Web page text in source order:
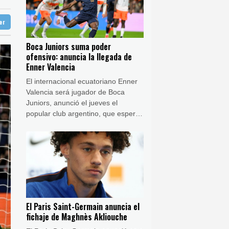
34 °C
32 °C
Buenos Aires
4 °C
13 °C
en EEUU
planta nuclear en Ucrania
Boca Juniors suma poder
ofensivo: anuncia la llegada de
Enner Valencia
El internacional ecuatoriano Enner
Valencia será jugador de Boca
Juniors, anunció el jueves el
popular club argentino, que espera
Aires del experimentado delantero.
El Paris Saint-Germain anuncia el
fichaje de Maghnès Akliouche